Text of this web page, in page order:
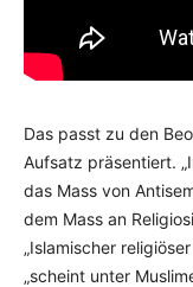
Das passt zu den
Aufsatz präsentiert.
das Mass von
dem Mass an
„Islamischer
„scheint unter